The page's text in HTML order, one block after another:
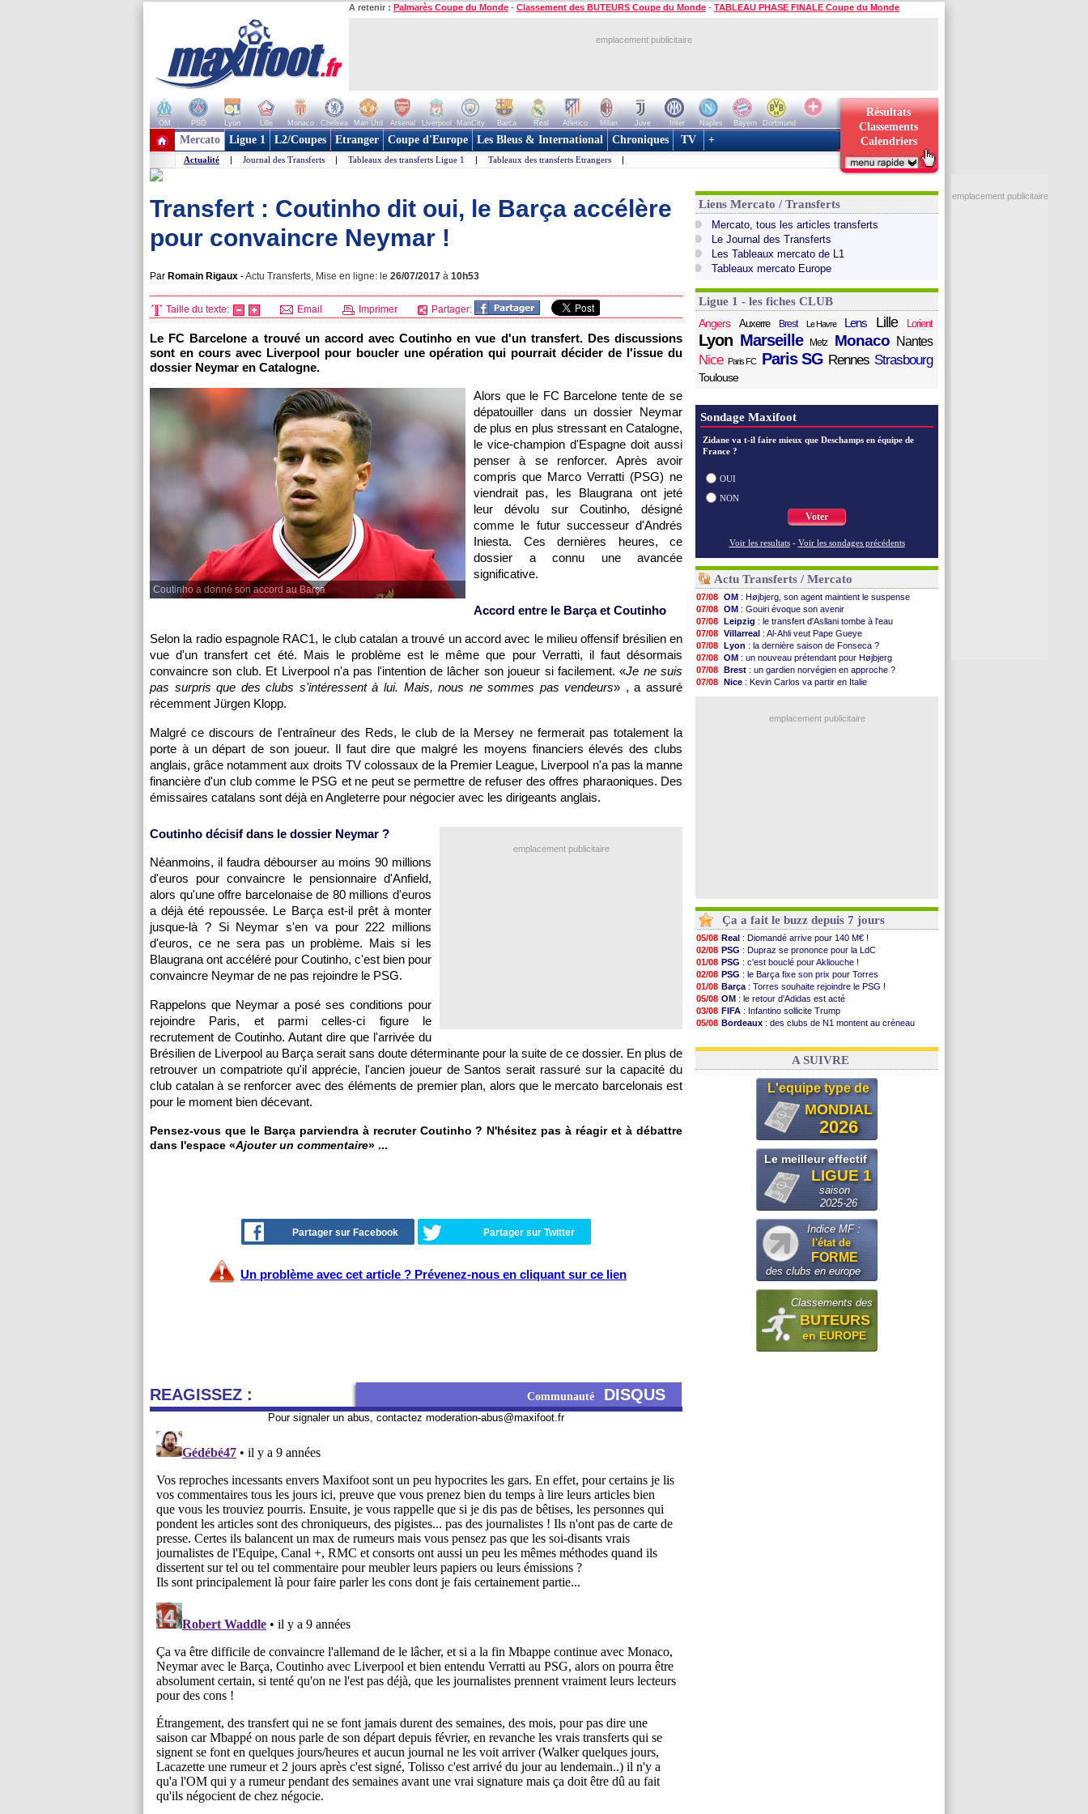
A retenir : Palmarès Coupe du Monde - Classement des BUTEURS Coupe du Monde - TABLEAU PHASE FINALE Coupe du Monde
emplacement publicitaire
OM PSG Lyon Lille Monaco Chelsea Man Utd Arsenal Liverpool ManCity Barca Real Atletico Milan Juve Inter Naples Bayern
Dortmund
+ de clubs
Résultats
Classements
Calendriers
Mercato Ligue 1 L2/Coupes Etranger Coupe d'Europe Les Bleus & International Chroniques TV +
Actualité | Journal des Transferts | Tableaux des transferts Ligue 1 | Tableaux des transferts Etrangers |
Transfert : Coutinho dit oui, le Barça accélère
pour convaincre Neymar !
Par Romain Rigaux -Actu Transferts, Mise en ligne: le 26/07/2017 à 10h53
Taille du texte: Email Imprimer Partager:
Le FC Barcelone a trouvé un accord avec Coutinho en vue d'un transfert. Des discussions
sont en cours avec Liverpool pour boucler une opération qui pourrait décider de l'issue du
dossier Neymar en Catalogne.
Coutinho a donné son accord au Barça
Alors que le FC Barcelone tente de se
dépatouiller dans un dossier Neymar
de plus en plus stressant en Catalogne,
le vice-champion d'Espagne doit aussi
penser à se renforcer. Après avoir
compris que Marco Verratti (PSG) ne
viendrait pas, les Blaugrana ont jeté
leur dévolu sur Coutinho, désigné
comme le futur successeur d'Andrés
Iniesta. Ces dernières heures, ce
dossier a connu une avancée
significative.
Accord entre le Barça et Coutinho
Selon la radio espagnole RAC1, le club catalan a trouvé un accord avec le milieu offensif brésilien en
vue d'un transfert cet été. Mais le problème est le même que pour Verratti, il faut désormais
convaincre son club. Et Liverpool n'a pas l'intention de lâcher son joueur si facilement. «Je ne suis
pas surpris que des clubs s'intéressent à lui. Mais, nous ne sommes pas vendeurs» , a assuré
récemment Jürgen Klopp.
Malgré ce discours de l'entraîneur des Reds, le club de la Mersey ne fermerait pas totalement la
porte à un départ de son joueur. Il faut dire que malgré les moyens financiers élevés des clubs
anglais, grâce notamment aux droits TV colossaux de la Premier League, Liverpool n'a pas la manne
financière d'un club comme le PSG et ne peut se permettre de refuser des offres pharaoniques. Des
émissaires catalans sont déjà en Angleterre pour négocier avec les dirigeants anglais.
emplacement publicitaire
Coutinho décisif dans le dossier Neymar ?
Néanmoins, il faudra débourser au moins 90 millions
d'euros pour convaincre le pensionnaire d'Anfield,
alors qu'une offre barcelonaise de 80 millions d'euros
a déjà été repoussée. Le Barça est-il prêt à monter
jusque-là ? Si Neymar s'en va pour 222 millions
d'euros, ce ne sera pas un problème. Mais si les
Blaugrana ont accéléré pour Coutinho, c'est bien pour
convaincre Neymar de ne pas rejoindre le PSG.
Rappelons que Neymar a posé ses conditions pour
rejoindre Paris, et parmi celles-ci figure le
recrutement de Coutinho. Autant dire que l'arrivée du
Brésilien de Liverpool au Barça serait sans doute déterminante pour la suite de ce dossier. En plus de
retrouver un compatriote qu'il apprécie, l'ancien joueur de Santos serait rassuré sur la capacité du
club catalan à se renforcer avec des éléments de premier plan, alors que le mercato barcelonais est
pour le moment bien décevant.
Pensez-vous que le Barça parviendra à recruter Coutinho ? N'hésitez pas à réagir et à débattre
dans l'espace «Ajouter un commentaire» ...
Partager sur Facebook Partager sur Twitter
Un problème avec cet article ? Prévenez-nous en cliquant sur ce lien
REAGISSEZ : Communauté DISQUS
Pour signaler un abus, contactez moderation-abus@maxifoot.fr
Liens Mercato / Transferts
Mercato, tous les articles transferts
Le Journal des Transferts
Les Tableaux mercato de L1
Tableaux mercato Europe
Ligue 1 - les fiches CLUB
Angers
Auxerre Brest Le Havre Lens Lille Lorient
Lyon Marseille Metz Monaco Nantes
Nice Paris FC Paris SG Rennes Strasbourg
Toulouse
Sondage Maxifoot
Zidane va t-il faire mieux que Deschamps en équipe de
France ?
OUI
NON
Voter
Voir les resultats - Voir les sondages précédents
Actu Transferts / Mercato
07/08 OM : Højbjerg, son agent maintient le suspense
07/08 OM : Gouiri évoque son avenir
07/08 Leipzig : le transfert d'Asllani tombe à l'eau
07/08 Villarreal : Al-Ahli veut Pape Gueye
07/08 Lyon : la dernière saison de Fonseca ?
07/08 OM : un nouveau prétendant pour Højbjerg
07/08 Brest : un gardien norvégien en approche ?
07/08 Nice : Kevin Carlos va partir en Italie
: Mangala prêté à Getafe (officiel)
emplacement publicitaire
Ça a fait le buzz depuis 7 jours
05/08 Real : Diomandé arrive pour 140 M€ !
02/08 PSG : Dupraz se prononce pour la LdC
01/08 PSG : c'est bouclé pour Akliouche !
02/08 PSG : le Barça fixe son prix pour Torres
01/08 Barça : Torres souhaite rejoindre le PSG !
05/08 OM : le retour d'Adidas est acté
03/08 FIFA : Infantino sollicite Trump
05/08 Bordeaux : des clubs de N1 montent au créneau
03/08 Real: le démenti de Leipzig pour Diomandé
A SUIVRE
L'equipe type de
MONDIAL
2026
Le meilleur effectif
LIGUE 1
saison
2025-26
Indice MF :
l'état de
FORME
des clubs en europe
Classements des
BUTEURS
en EUROPE
emplacement publicitaire